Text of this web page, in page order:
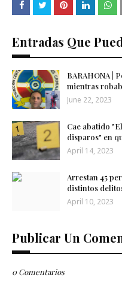
Entradas Que
BARAHONA |
mientras
June 22, 2023
Cae abatido
disparos" en
April 14, 2023
Arrestan 45
distintos
April 10, 2023
Publicar Un
0 Comentarios